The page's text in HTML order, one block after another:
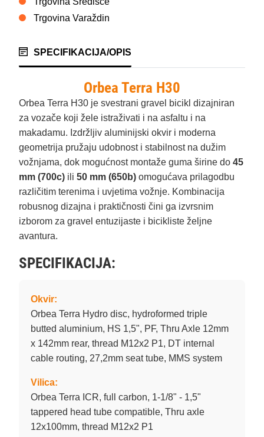
Trgovina Varaždin
SPECIFIKACIJA/OPIS
Orbea Terra H30
Orbea Terra H30 je svestrani gravel bicikl dizajniran
za vozače koji žele istraživati i na asfaltu i na
makadamu. Izdržljiv aluminijski okvir i moderna
geometrija pružaju udobnost i stabilnost na dužim
vožnjama, dok mogućnost montaže guma širine do 45
mm (700c) ili 50 mm (650b) omogućava prilagodbu
različitim terenima i uvjetima vožnje. Kombinacija
robusnog dizajna i praktičnosti čini ga izvrsnim
izborom za gravel entuzijaste i bicikliste željne
avantura.
SPECIFIKACIJA:
Okvir:
Orbea Terra Hydro disc, hydroformed triple
butted aluminium, HS 1,5", PF, Thru Axle 12mm
x 142mm rear, thread M12x2 P1, DT internal
cable routing, 27,2mm seat tube, MMS system
Vilica:
Orbea Terra ICR, full carbon, 1-1/8" - 1,5"
tappered head tube compatible, Thru axle
12x100mm, thread M12x2 P1